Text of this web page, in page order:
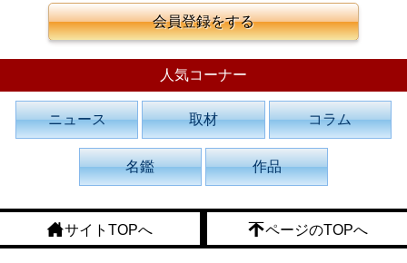
会員登録をする
人気コーナー
ニュース 取材 コラム
名鑑 作品
サイトTOPへ ページのTOPへ